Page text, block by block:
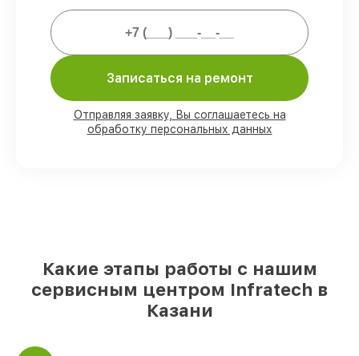
Мы гарантируем:
работ выполняем в присутствии
клиента
90%
комплектующих Infratech готовы к
установке в Казани, остальные
доставляются быстро
Записаться на ремонт
Отправляя заявку, Вы соглашаетесь на
обработку персональных данных
Какие этапы работы с нашим
сервисным центром Infratech в
Казани